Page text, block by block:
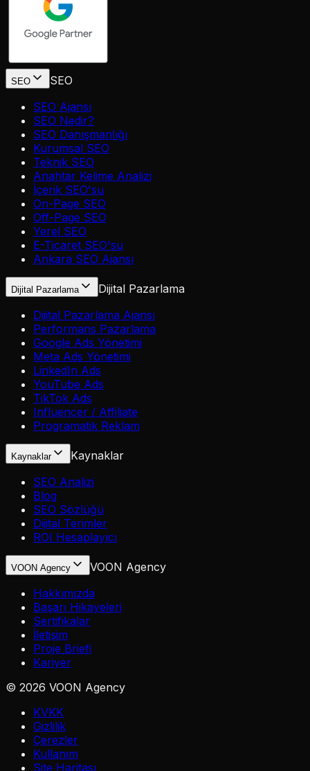
SEO
SEO
SEO Ajansı
SEO Nedir?
SEO Danışmanlığı
Kurumsal SEO
Teknik SEO
Anahtar Kelime Analizi
İçerik SEO'su
On-Page SEO
Off-Page SEO
Yerel SEO
E-Ticaret SEO'su
Ankara SEO Ajansı
Dijital Pazarlama
Dijital Pazarlama
Dijital Pazarlama Ajansı
Performans Pazarlama
Google Ads Yönetimi
Meta Ads Yönetimi
LinkedIn Ads
YouTube Ads
TikTok Ads
Influencer / Affiliate
Programatik Reklam
Kaynaklar
Kaynaklar
SEO Analizi
Blog
SEO Sözlüğü
Dijital Terimler
ROI Hesaplayıcı
VOON Agency
VOON Agency
Hakkımızda
Başarı Hikayeleri
Sertifikalar
İletişim
Proje Briefi
Kariyer
© 2026 VOON Agency
KVKK
Gizlilik
Çerezler
Kullanım
Site Haritası